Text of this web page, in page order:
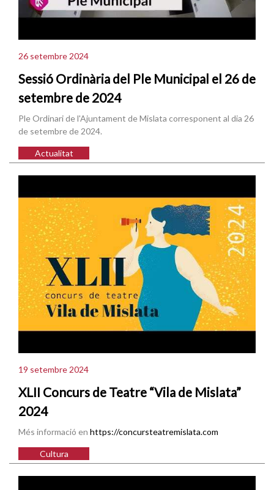
26 setembre 2024
Sessió Ordinària del Ple Municipal el 26 de
setembre de 2024
Ple Ordinari de l'Ajuntament de Mislata corresponent al dia 26
de setembre de 2024.
Actualitat
19 setembre 2024
XLII Concurs de Teatre “Vila de Mislata”
2024
Més informació en https://concursteatremislata.com
Cultura